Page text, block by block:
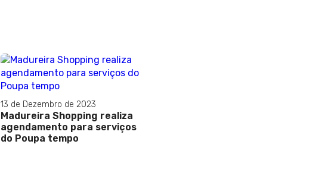
13 de Dezembro de 2023
Madureira Shopping realiza
agendamento para serviços
do Poupa tempo